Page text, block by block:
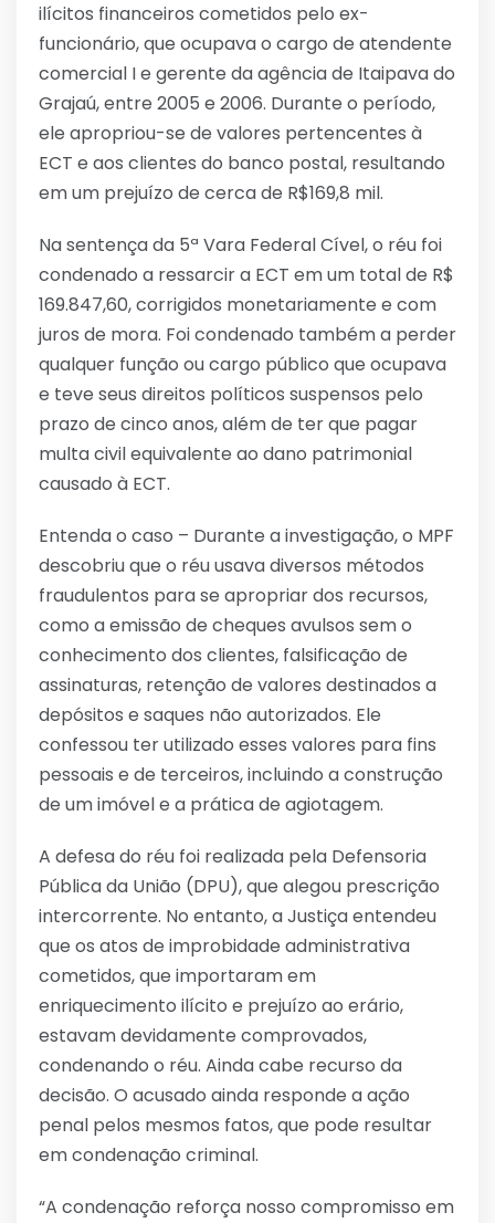
ilícitos financeiros cometidos pelo ex-
funcionário, que ocupava o cargo de atendente
comercial I e gerente da agência de Itaipava do
Grajaú, entre 2005 e 2006. Durante o período,
ele apropriou-se de valores pertencentes à
ECT e aos clientes do banco postal, resultando
em um prejuízo de cerca de R$169,8 mil.
Na sentença da 5ª Vara Federal Cível, o réu foi
condenado a ressarcir a ECT em um total de R$
169.847,60, corrigidos monetariamente e com
juros de mora. Foi condenado também a perder
qualquer função ou cargo público que ocupava
e teve seus direitos políticos suspensos pelo
prazo de cinco anos, além de ter que pagar
multa civil equivalente ao dano patrimonial
causado à ECT.
Entenda o caso – Durante a investigação, o MPF
descobriu que o réu usava diversos métodos
fraudulentos para se apropriar dos recursos,
como a emissão de cheques avulsos sem o
conhecimento dos clientes, falsificação de
assinaturas, retenção de valores destinados a
depósitos e saques não autorizados. Ele
confessou ter utilizado esses valores para fins
pessoais e de terceiros, incluindo a construção
de um imóvel e a prática de agiotagem.
A defesa do réu foi realizada pela Defensoria
Pública da União (DPU), que alegou prescrição
intercorrente. No entanto, a Justiça entendeu
que os atos de improbidade administrativa
cometidos, que importaram em
enriquecimento ilícito e prejuízo ao erário,
estavam devidamente comprovados,
condenando o réu. Ainda cabe recurso da
decisão. O acusado ainda responde a ação
penal pelos mesmos fatos, que pode resultar
em condenação criminal.
“A condenação reforça nosso compromisso em